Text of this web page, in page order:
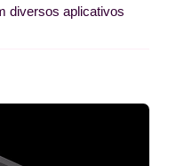
diversos aplicativos